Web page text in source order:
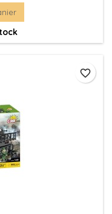
favorite_border